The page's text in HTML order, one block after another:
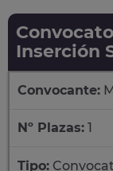
Inserción
Convocante:
Nº Plazas: 1
Tipo: